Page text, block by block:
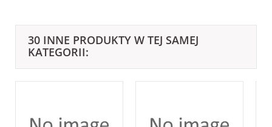
30 INNE PRODUKTY W TEJ SAMEJ
KATEGORII: